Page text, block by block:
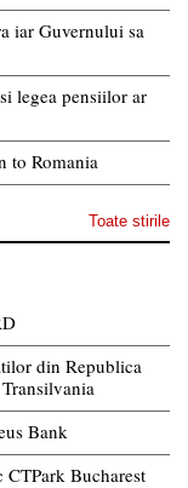
iar Guvernului sa
legea pensiilor ar
to Romania
Toate stirile
din Republica
Bank
Bucharest